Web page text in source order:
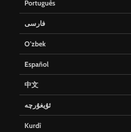
Português
فارسی
O’zbek
Español
中文
ئۇيغۇرچە
Kurdî